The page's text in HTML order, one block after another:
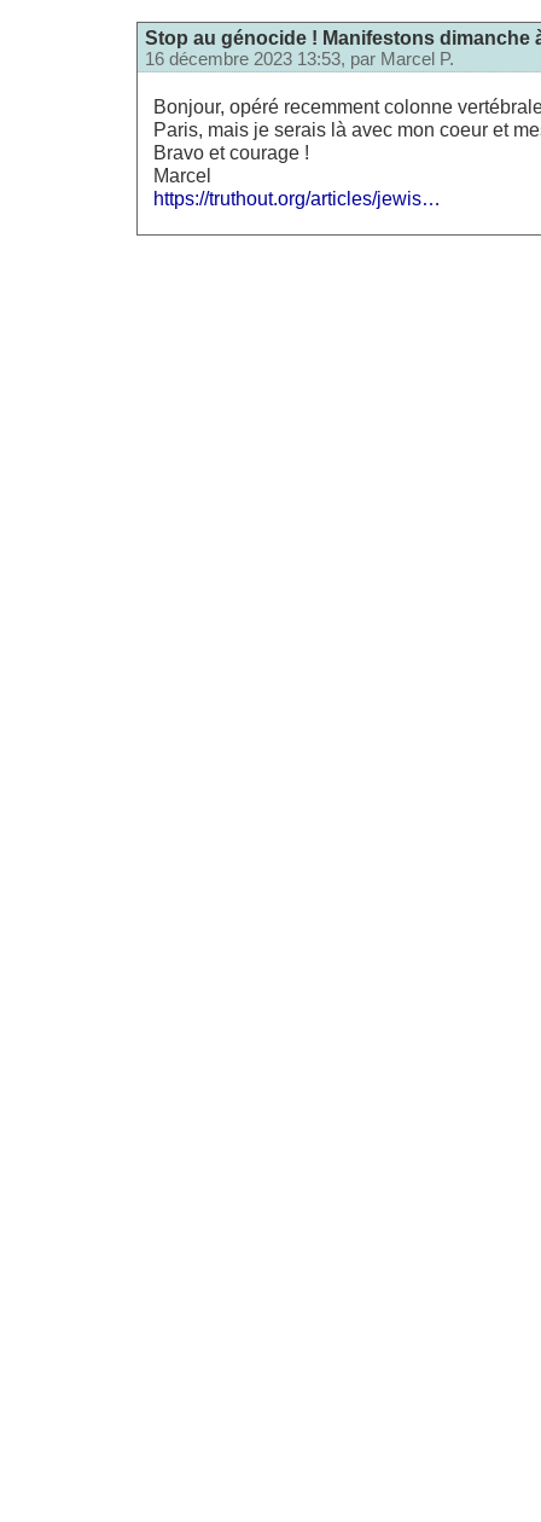
Stop au génocide ! Manifestons dimanche
16 décembre 2023 13:53, par Marcel P.
Bonjour, opéré recemment colonne
Paris, mais je serais là avec mon coeur et
Bravo et courage !
Marcel
https://truthout.org/articles/jewis…